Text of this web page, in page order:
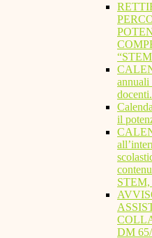
annuali
docenti.
il
STEM,
DM